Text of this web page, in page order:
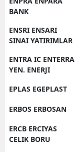
BANK
ENSRI ENSARI
SINAI YATIRIMLAR
ENTRA IC ENTERRA
YEN. ENERJI
EPLAS EGEPLAST
ERBOS ERBOSAN
ERCB ERCIYAS
CELIK BORU